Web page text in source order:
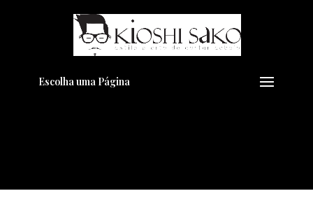
Escolha uma Página
Pensando em transformar seu
Visual??